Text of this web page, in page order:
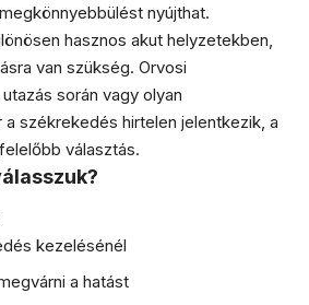
nyújthat.
hasznos akut helyzetekben,
van szükség. Orvosi
során vagy olyan
székrekedés hirtelen jelentkezik, a
választás.
kezelésénél
a hatást